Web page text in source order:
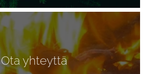
Ota yhteyttä